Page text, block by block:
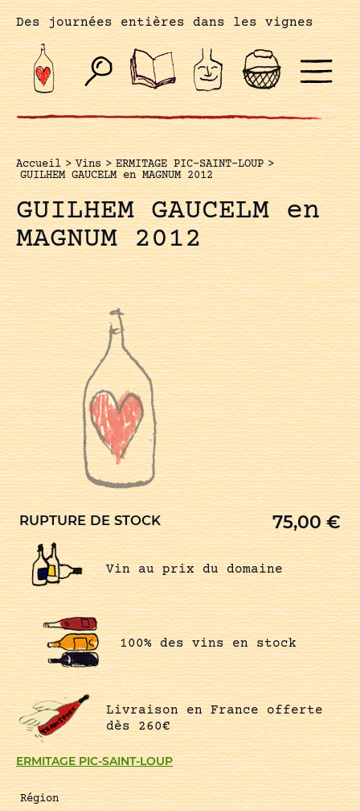
Des journées entières dans les vignes
Accueil > Vins > ERMITAGE PIC-SAINT-LOUP >
GUILHEM GAUCELM en MAGNUM 2012
GUILHEM GAUCELM en
MAGNUM 2012
ERMITAGE PIC-SAINT-LOUP
Région
RUPTURE DE STOCK 75,00€
Vin au prix du domaine
100% des vins en stock
Livraison en France offerte
dès 260€